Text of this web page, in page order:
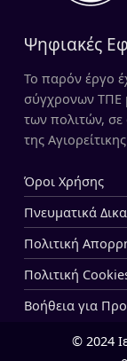
Ψηφιακές
Το παρόν έργο
σύγχρονων ΤΠΕ
των πολιτών, σε
της
Όροι Χρήσης
Πνευματικά
Πολιτική
Πολιτική
Βοήθεια για
© 2024